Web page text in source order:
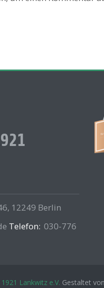
12249 Berlin
Telefon: 030-776
Lankwitz e.V. Gestaltet von